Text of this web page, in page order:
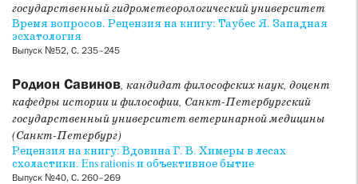
государственный гидрометеорологический университет
Время вопросов. Рецензия на книгу: Таубес Я. Западная
эсхатология
Выпуск №52, С. 235–245
Родион Савинов, кандидат философских наук, доцент
кафедры истории и философии, Санкт-Петербургский
государственный университет ветеринарной медицины
(Санкт-Петербург)
Рецензия на книгу: Вдовина Г. В. Химеры в лесах
схоластики. Ens rationis и объективное бытие
Выпуск №40, С. 260–269